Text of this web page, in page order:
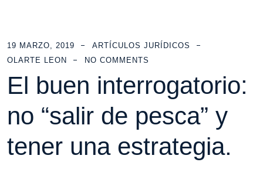
19 MARZO, 2019
ARTÍCULOS JURÍDICOS
OLARTE LEON
NO COMMENTS
El buen interrogatorio:
no “salir de pesca” y
tener una estrategia.